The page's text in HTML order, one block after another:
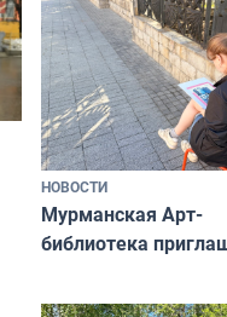
НОВОСТИ
Мурманская Арт-
библиотека
и фотографов